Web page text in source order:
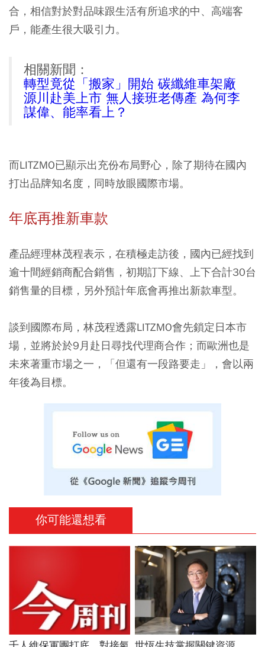
合，相信對於對品味跟生活有所追求的中、高端客
戶，能產生很大吸引力。
相關新聞：
轉型竟從「搬家」開始 碳纖維車架廠
源川赴美上市 無人接班老傳產 為何李
謀偉、能率看上？
而LITZMO已顯示出充份布局野心，除了期待在國內
打出品牌知名度，同時放眼國際市場。
年底再推新車款
產品經理林茂程表示，在積極走訪後，國內已經找到
逾十間經銷商配合銷售，初期訂下線、上下合計30台
銷售量的目標，另外預計年底會再推出新款車型。
談到國際布局，林茂程透露LITZMO會先鎖定日本市
場，並將於於9月赴日尋找代理商合作；而歐洲也是
未來著重市場之一，「但還有一段路要走」，會以兩
年後為目標。
你可能還想看